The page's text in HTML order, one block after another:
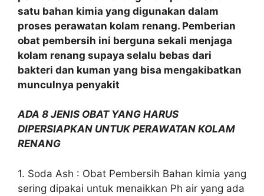
satu bahan kimia yang digunakan dalam
proses perawatan kolam renang. Pemberian
obat pembersih ini berguna sekali menjaga
kolam renang supaya selalu bebas dari
bakteri dan kuman yang bisa mengakibatkan
munculnya penyakit
ADA 8 JENIS OBAT YANG HARUS
DIPERSIAPKAN UNTUK PERAWATAN KOLAM
RENANG
1. Soda Ash : Obat Pembersih Bahan kimia yang
sering dipakai untuk menaikkan Ph air yang ada